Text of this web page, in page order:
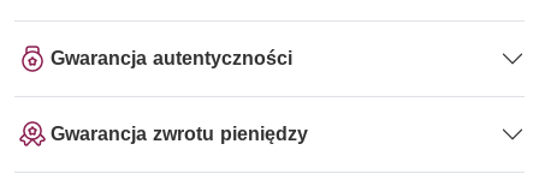
Gwarancja autentyczności
Gwarancja zwrotu pieniędzy